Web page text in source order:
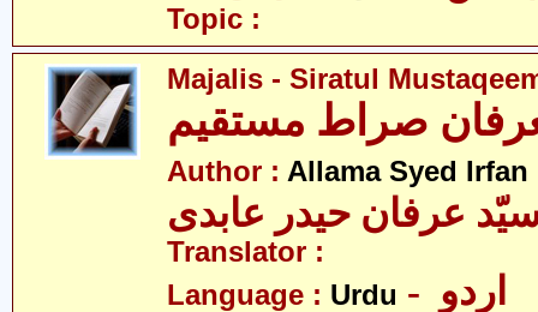
Topic :
Majalis - Siratul
Author : Allama Syed
عرفان حیدر عابدی
Translator :
Language : Urdu